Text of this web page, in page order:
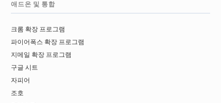
애드온 및 통합
크롬 확장 프로그램
파이어폭스 확장 프로그램
지메일 확장 프로그램
구글 시트
자피어
조호